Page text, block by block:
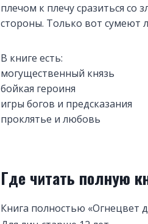
плечом к плечу сразиться со
стороны. Только вот сумеют
В книге есть:
могущественный князь
бойкая героиня
игры богов и предсказания
проклятье и любовь
Где читать полную
Книга полностью «Огнецвет